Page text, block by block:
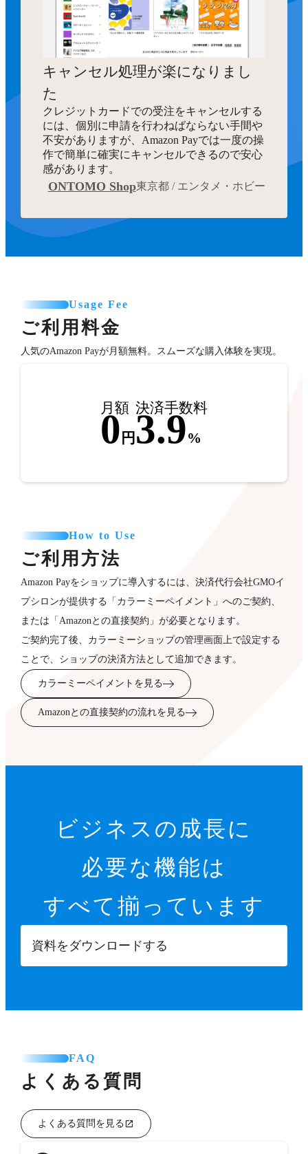
キャンセル処理が楽になりまし
た
クレジットカードでの受注をキャンセルする
には、個別に申請を行わねばならない手間や
不安がありますが、Amazon Payでは一度の操
作で簡単に確実にキャンセルできるので安心
感があります。
ONTOMO Shop東京都 / エンタメ・ホビー
Usage Fee
ご利用料金
人気のAmazon Payが月額無料。スムーズな購入体験を実現。
月額
0円
決済手数料
3.9%
How to Use
ご利用方法
Amazon Payをショップに導入するには、決済代行会社GMOイ
プシロンが提供する「カラーミーペイメント」へのご契約、
または「Amazonとの直接契約」が必要となります。
ご契約完了後、カラーミーショップの管理画面上で設定する
ことで、ショップの決済方法として追加できます。
カラーミーペイメントを見る
Amazonとの直接契約の流れを見る
ビジネスの成長に
必要な機能は
すべて揃っています
資料をダウンロードする
FAQ
よくある質問
よくある質問を見る